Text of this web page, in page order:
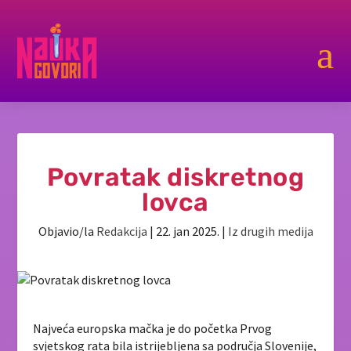
a
Povratak diskretnog
lovca
Objavio/la Redakcija | 22. jan 2025. | Iz drugih medija
Najveća europska mačka je do početka Prvog
svjetskog rata bila istrijebljena sa područja Slovenije,